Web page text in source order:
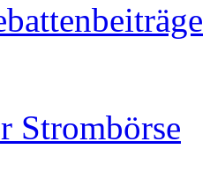
Strombörse